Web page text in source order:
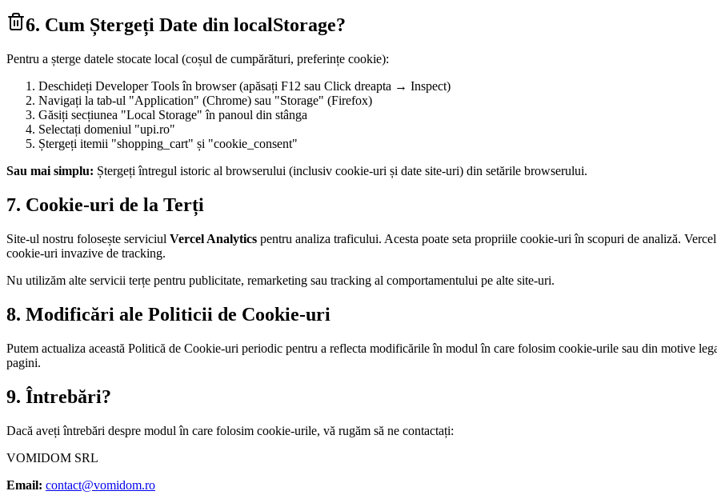
6. Cum Ștergeți Date din localStorage?
Pentru a șterge datele stocate local (coșul de cumpărături, preferințe cookie):
Deschideți Developer Tools în browser (apăsați F12 sau Click dreapta → Inspect)
Navigați la tab-ul "Application" (Chrome) sau "Storage" (Firefox)
Găsiți secțiunea "Local Storage" în panoul din stânga
Selectați domeniul "upi.ro"
Ștergeți itemii "shopping_cart" și "cookie_consent"
Sau mai simplu: Ștergeți întregul istoric al browserului (inclusiv cookie-uri și date site-uri) din setările browserului.
7. Cookie-uri de la Terți
Site-ul nostru folosește serviciul Vercel Analytics pentru analiza traficului. Acesta poate seta propriile cookie-uri în scopuri de analiză.
cookie-uri invazive de tracking.
Nu utilizăm alte servicii terțe pentru publicitate, remarketing sau tracking al comportamentului pe alte site-uri.
8. Modificări ale Politicii de Cookie-uri
Putem actualiza această Politică de Cookie-uri periodic pentru a reflecta modificările în modul în care folosim cookie-urile sau din motive
pagini.
9. Întrebări?
Dacă aveți întrebări despre modul în care folosim cookie-urile, vă rugăm să ne contactați:
VOMIDOM SRL
Email: contact@vomidom.ro